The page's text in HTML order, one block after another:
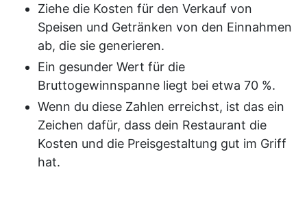
Ziehe die Kosten für den Verkauf von
Speisen und Getränken von den Einnahmen
ab, die sie generieren.
Ein gesunder Wert für die
Bruttogewinnspanne liegt bei etwa 70 %.
Wenn du diese Zahlen erreichst, ist das ein
Zeichen dafür, dass dein Restaurant die
Kosten und die Preisgestaltung gut im Griff
hat.